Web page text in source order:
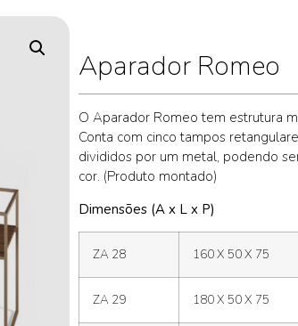
Aparador Romeo
O Aparador Romeo tem estrutura
Conta com cinco tampos
divididos por um metal, podendo
cor. (Produto montado)
Dimensões (A x L x P)
ZA 28 160 X 50 X 75
ZA 29 180 X 50 X 75